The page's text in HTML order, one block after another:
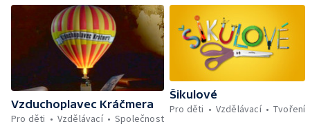
Vzduchoplavec Kráčmera
Pro děti
Vzdělávací Společnost
Šikulové
Pro děti
Vzdělávací Tvoření